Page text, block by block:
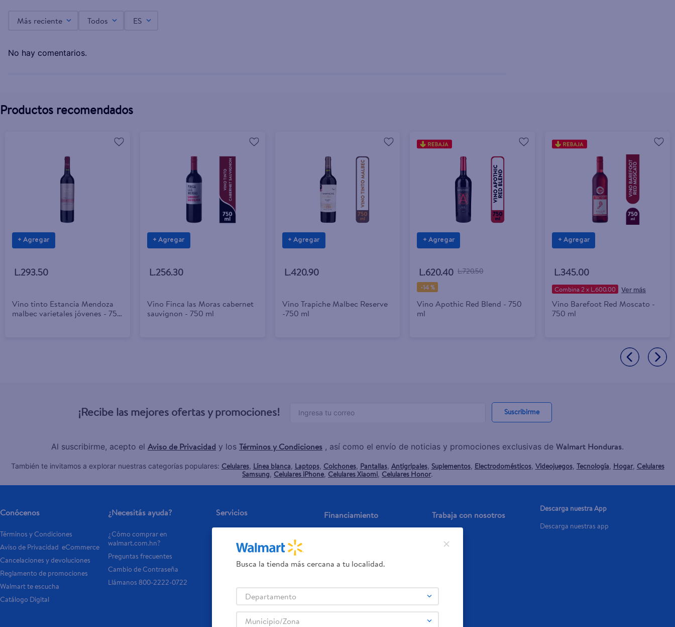
Más reciente Todos ES
No hay comentarios.
Productos recomendados
+ Agregar
L.293.50
Vino tinto Estancia Mendoza
malbec varietales jóvenes - 750
+ Agregar
L.256.30
Vino Finca las Moras cabernet
sauvignon - 750 ml
+ Agregar
L.420.90
Vino Trapiche Malbec Reserve
-750 ml
+ Agregar
L.620.40 L.720.50
-14 %
Vino Apothic Red Blend - 750
ml
+ Agregar
L.345.00
Combina 2 x L.600.00
Vino Barefoot Red Moscato -
750 ml
¡Recibe las mejores ofertas y promociones! Suscribirme
Al suscribirme, acepto el Aviso de Privacidad y los Términos y Condiciones , así como el envío de noticias y promociones exclusivas de Walmart Honduras.
También te invitamos a explorar nuestras categorías populares: Celulares, Línea blanca, Laptops, Colchones, Pantallas, Antigripales, Suplementos, Electrodomésticos, Videojuegos, Tecnología, Hogar, Celulares
Samsung, Celulares iPhone, Celulares Xiaomi, Celulares Honor.
Conócenos
Términos y Condiciones
Aviso de Privacidad  eCommerce
Cancelaciones y devoluciones
Reglamento de promociones
Walmart te escucha
Catálogo Digital
¿Necesitás ayuda?
¿Cómo comprar en
walmart.com.hn?
Preguntas frecuentes
Cambio de Contraseña
Llámanos 800-2222-0722
Servicios
Otros servicios:
- Remesas
Financiamiento Trabaja con nosotros
Aplica Ya
Descarga nuestra App
Descarga nuestras app
Busca la tienda más cercana a tu localidad.
Departamento
Municipio/Zona